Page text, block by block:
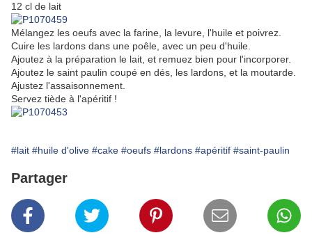
12 cl de lait
Mélangez les oeufs avec la farine, la levure, l'huile et poivrez.
Cuire les lardons dans une poêle, avec un peu d'huile.
Ajoutez à la préparation le lait, et remuez bien pour l'incorporer.
Ajoutez le saint paulin coupé en dés, les lardons, et la moutarde.
Ajustez l'assaisonnement.
Servez tiède à l'apéritif !
#lait #huile d'olive #cake #oeufs #lardons #apéritif #saint-paulin
Partager